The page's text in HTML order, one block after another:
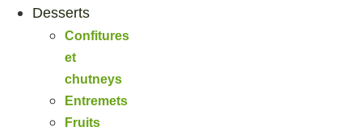
Desserts
Confitures
et
chutneys
Entremets
Fruits